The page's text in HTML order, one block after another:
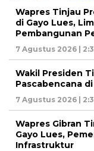
Wapres Tinjau
di Gayo Lues,
Pembangunan
7 Agustus 2026 |
Wakil Presiden
Pascabencana
7 Agustus 2026 |
Wapres Gibran
Gayo Lues,
Infrastruktur